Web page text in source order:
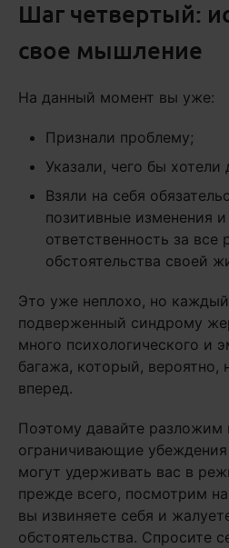
Шаг четвертый:
свое мышление
На данный момент вы уже:
Признали проблему;
Указали, чего бы хотели
Взяли на себя
позитивные изменения
ответственность за все
обстоятельства своей
Это уже неплохо, но каждый
подверженный синдрому
много психологического и
багажа, который, вероятно,
вперед.
Поэтому давайте разложим
ограничивающие
могут удерживать вас в
прежде всего, посмотрим
вы извиняете себя и
обстоятельства. Спросите